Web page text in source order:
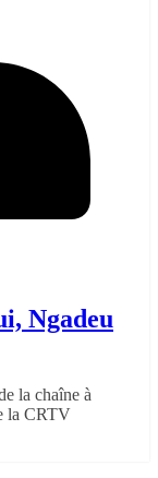
Ngadeu
la chaîne à
la CRTV